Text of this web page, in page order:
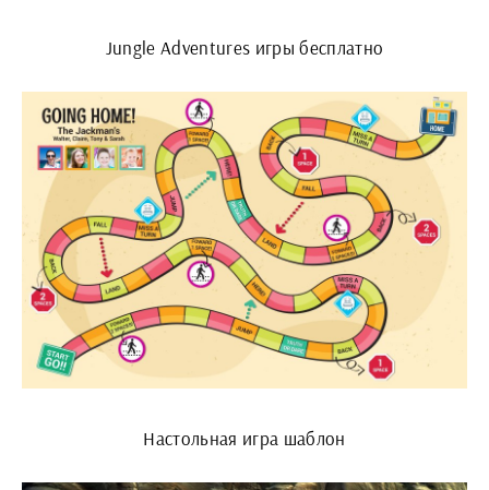
Jungle Adventures игры бесплатно
Настольная игра шаблон